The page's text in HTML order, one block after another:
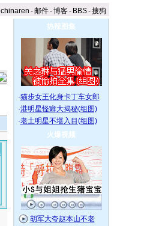
chinaren -邮件-博客- BBS-搜狗
热辣图集
·猫步女王化身卡丁车女郎
·港明星怪癖大揭秘(组图)
·老土明星不堪入目(组图)
火爆视频
胡军大夸赵本山不老